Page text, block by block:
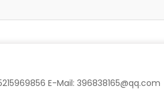
E-Mail: 396838165@qq.com